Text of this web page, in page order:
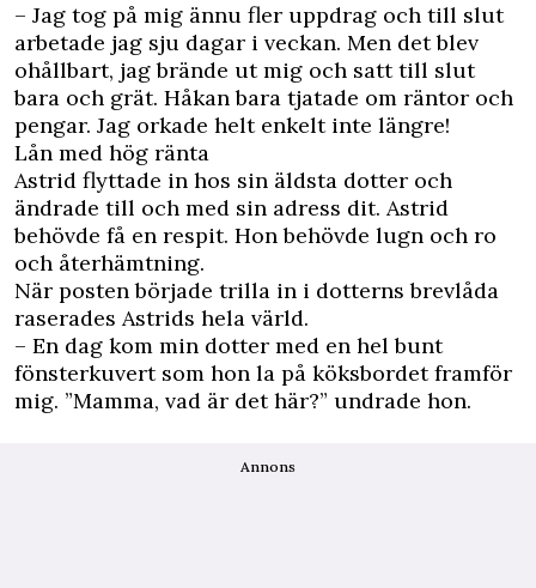
– Jag tog på mig ännu fler uppdrag och till slut
arbetade jag sju dagar i veckan. Men det blev
ohållbart, jag brände ut mig och satt till slut
bara och grät. Håkan bara tjatade om räntor och
pengar. Jag orkade helt enkelt inte längre!
Lån med hög ränta
Astrid flyttade in hos sin äldsta dotter och
ändrade till och med sin adress dit. Astrid
behövde få en respit. Hon behövde lugn och ro
och återhämtning.
När posten började trilla in i dotterns brevlåda
raserades Astrids hela värld.
– En dag kom min dotter med en hel bunt
fönsterkuvert som hon la på köksbordet framför
mig. ”Mamma, vad är det här?” undrade hon.
Annons